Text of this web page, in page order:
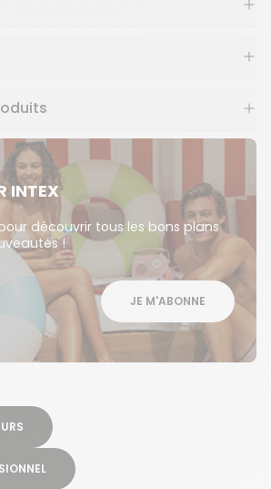
INTEX
découvrir tous les bons plans
!
JE M'ABONNE